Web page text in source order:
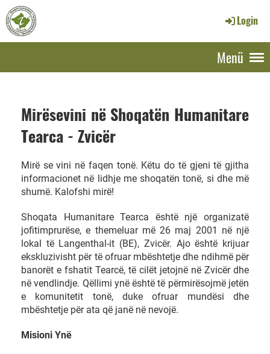
Login
Menü
Mirësevini në Shoqatën Humanitare
Tearca - Zvicër
Mirë se vini në faqen tonë. Këtu do të gjeni të gjitha
informacionet në lidhje me shoqatën tonë, si dhe më
shumë. Kalofshi mirë!
Shoqata Humanitare Tearca është një organizatë
jofitimprurëse, e themeluar më 26 maj 2001 në një
lokal të Langenthal-it (BE), Zvicër. Ajo është krijuar
ekskluzivisht për të ofruar mbështetje dhe ndihmë për
banorët e fshatit Tearcë, të cilët jetojnë në Zvicër dhe
në vendlindje. Qëllimi ynë është të përmirësojmë jetën
e komunitetit tonë, duke ofruar mundësi dhe
mbështetje për ata që janë në nevojë.
Misioni Ynë